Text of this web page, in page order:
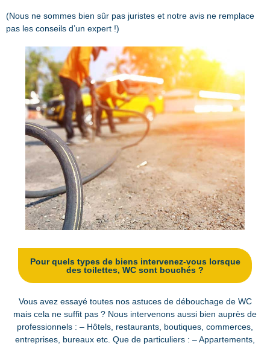
(Nous ne sommes bien sûr pas juristes et notre avis ne remplace
pas les conseils d’un expert !)
Pour quels types de biens intervenez-vous lorsque
des toilettes, WC sont bouchés ?
Vous avez essayé toutes nos astuces de débouchage de WC
mais cela ne suffit pas ? Nous intervenons aussi bien auprès de
professionnels : – Hôtels, restaurants, boutiques, commerces,
entreprises, bureaux etc. Que de particuliers : – Appartements,